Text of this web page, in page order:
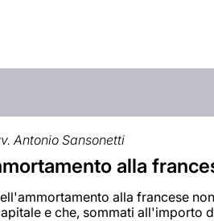
Antonio Sansonetti
alla
alla francese
e che, sommati all'importo